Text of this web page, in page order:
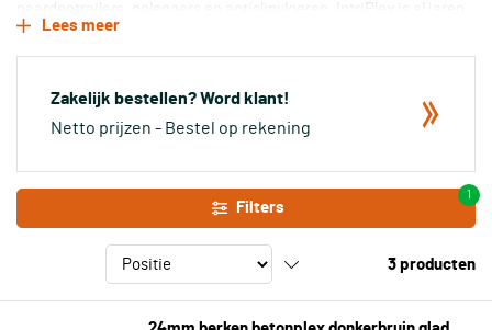
paardentrailers, opleggers en antislipvloeren. IntriPlex is al jaren
toonaangevend in de plaatmaterialenbranche, met passie en de
werkdagen al in huis.
Lees meer
Zakelijk bestellen? Word klant!
Netto prijzen - Bestel op rekening
Filters
1
3 producten